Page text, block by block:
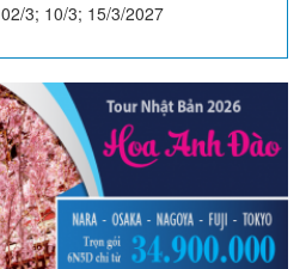
02/3; 10/3; 15/3/2027